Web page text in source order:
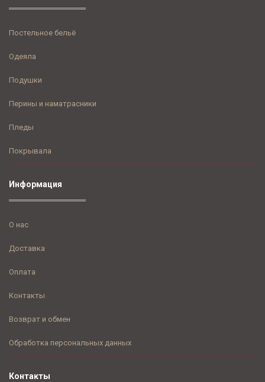
Контакты
Постельное бельё
Одеяла
Подушки
Перины и наматрасники
Пледы
Покрывала
Информация
О нас
Доставка
Оплата
Контакты
Возврат и обмен
Обработка персональных данных